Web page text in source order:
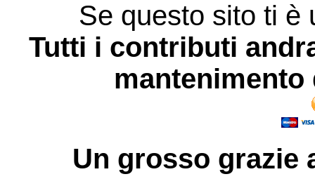
Se questo sito ti è
Tutti i contributi
Un grosso grazie